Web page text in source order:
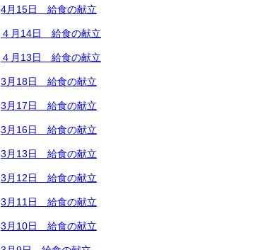
4月15日 給食の献立
４月14日 給食の献立
４月13日 給食の献立
3月18日 給食の献立
3月17日 給食の献立
3月16日 給食の献立
3月13日 給食の献立
3月12日 給食の献立
3月11日 給食の献立
3月10日 給食の献立